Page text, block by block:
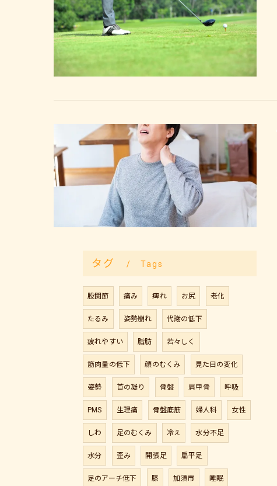
タグ Tags
股関節 痛み 痺れ お尻 老化
たるみ 姿勢崩れ 代謝の低下
疲れやすい 脂肪 若々しく
筋肉量の低下 顔のむくみ 見た目の変化
姿勢 首の凝り 骨盤 肩甲骨 呼吸
PMS 生理痛 骨盤底筋 婦人科 女性
しわ 足のむくみ 冷え 水分不足
水分 歪み 開張足 扁平足
足のアーチ低下 膝 加須市 睡眠